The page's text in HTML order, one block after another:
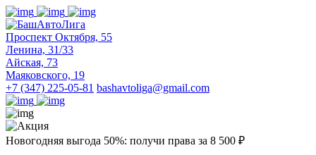
Проспект Октября, 55
Ленина, 31/33
Айская, 73
Маяковского, 19
+7 (347) 225-05-81 bashavtoliga@gmail.com
Новогодняя выгода 50%: получи права за 8 500 ₽